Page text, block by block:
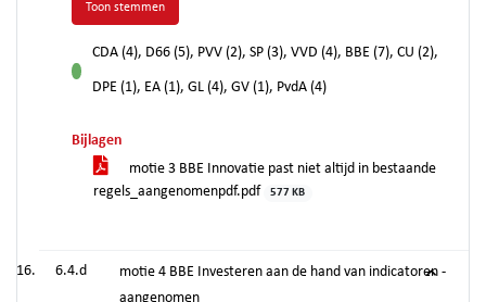
Toon stemmen
voor
CDA (4), D66 (5), PVV (2), SP (3), VVD (4), BBE (7), CU (2),
DPE (1), EA (1), GL (4), GV (1), PvdA (4)
Bijlagen
motie 3 BBE Innovatie past niet altijd in bestaande
regels_aangenomenpdf.pdf
577 KB
6.4.d
motie 4 BBE Investeren aan de hand van indicatoren -
aangenomen